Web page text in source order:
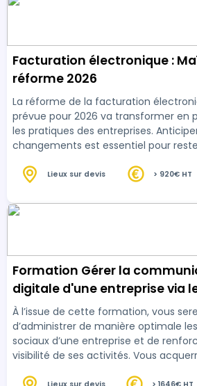
pédagogique : Ouvert du lundi au jeudi de 9h00 à 17h00 et le
vendredi de 9h00 à 12h30. • Par
Par mail : pedagogie@connect-learning.com
handicap : Thierry DAHAN • Par téléphone : 01 77 38 18 15 • Par
formation !
Facturation électronique :
réforme 2026
La réforme de la facturation
prévue pour 2026 va transformer en
les pratiques des entreprises.
changements est essentiel pour
vous permet de comprendre les
en vous accompagnant dans la
concrète de votre organisation. Grâce à une
d’action ada…
Lieux sur devis > 920€ HT
Formation Gérer la
digitale d'une entreprise via
réseaux sociaux
À l’issue de cette formation, vous
d’administrer de manière optimale
sociaux d’une entreprise et de
visibilité de ses activités. Vous
Lieux sur devis > 1646€ HT